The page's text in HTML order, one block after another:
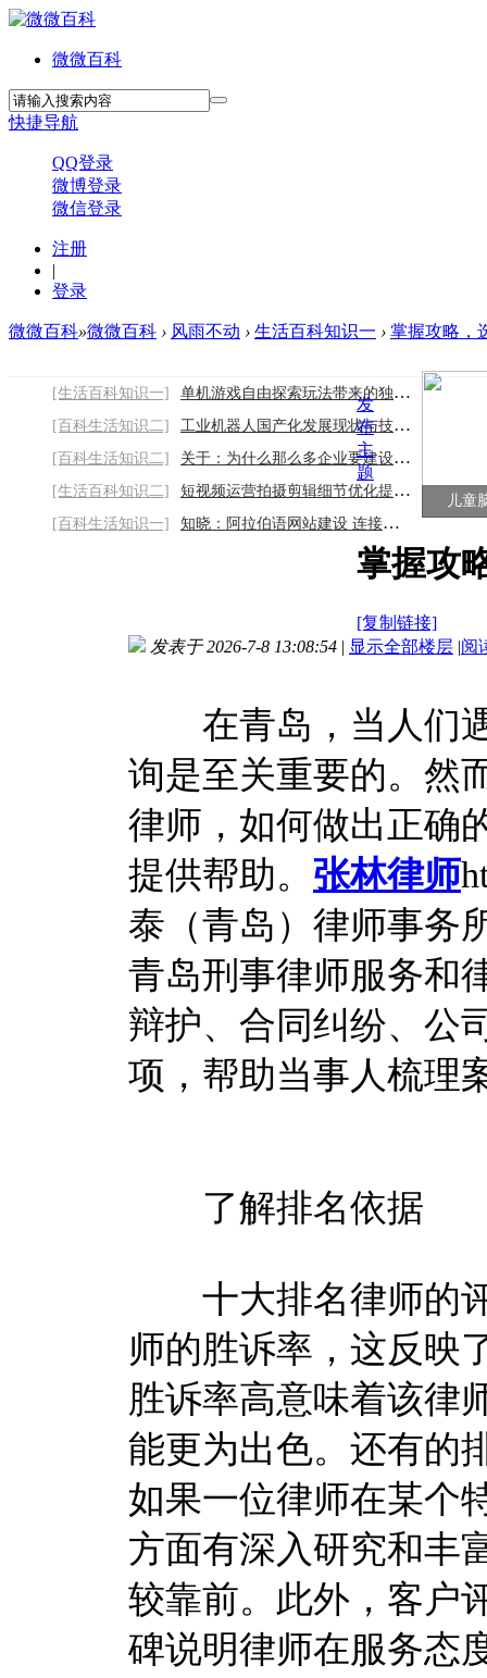
微微百科
快捷导航
QQ登录
微博登录
微信登录
注册
|
登录
微微百科»微微百科 › 风雨不动 › 生活百科知识一 › 掌握攻略，
[生活百科知识一]
单机游戏自由探索玩法带来的独特游玩乐趣
[百科生活知识二]
工业机器人国产化发展现状与技术突破趋势
[百科生活知识二]
关于：为什么那么多企业要建设网站-
[生活百科知识二]
短视频运营拍摄剪辑细节优化提升作品质感
[百科生活知识一]
知晓：阿拉伯语网站建设 连接文化与商机的
儿童
发
布
主
题
掌握攻
[复制链接]
发表于 2026-7-8 13:08:54 | 显示全部楼层 |阅
在青岛，当人们遇
询是至关重要的。然
律师，如何做出正确
提供帮助。 张林律师
泰（青岛）律师事务
青岛刑事律师服务和
辩护、合同纠纷、公
项，帮助当事人梳理
了解排名依据
十大排名律师的评
师的胜诉率，这反映
胜诉率高意味着该律
能更为出色。还有的
如果一位律师在某个
方面有深入研究和丰
较靠前。此外，客户
碑说明律师在服务态